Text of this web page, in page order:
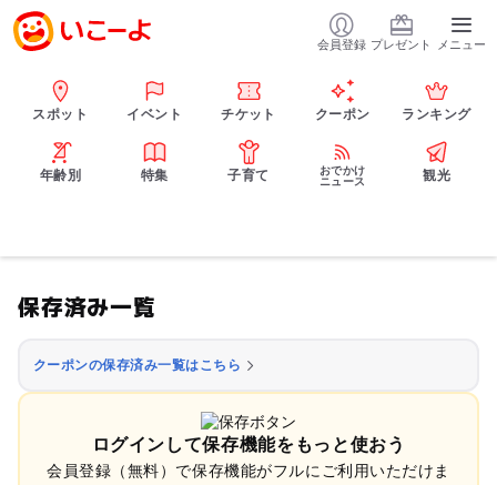
会員登録 プレゼント メニュー
スポット イベント チケット クーポン ランキング
年齢別 特集 子育て
おでかけ
ニュース
観光
保存済み一覧
クーポンの保存済み一覧はこちら
ログインして保存機能をもっと使おう
会員登録（無料）で保存機能がフルにご利用いただけま